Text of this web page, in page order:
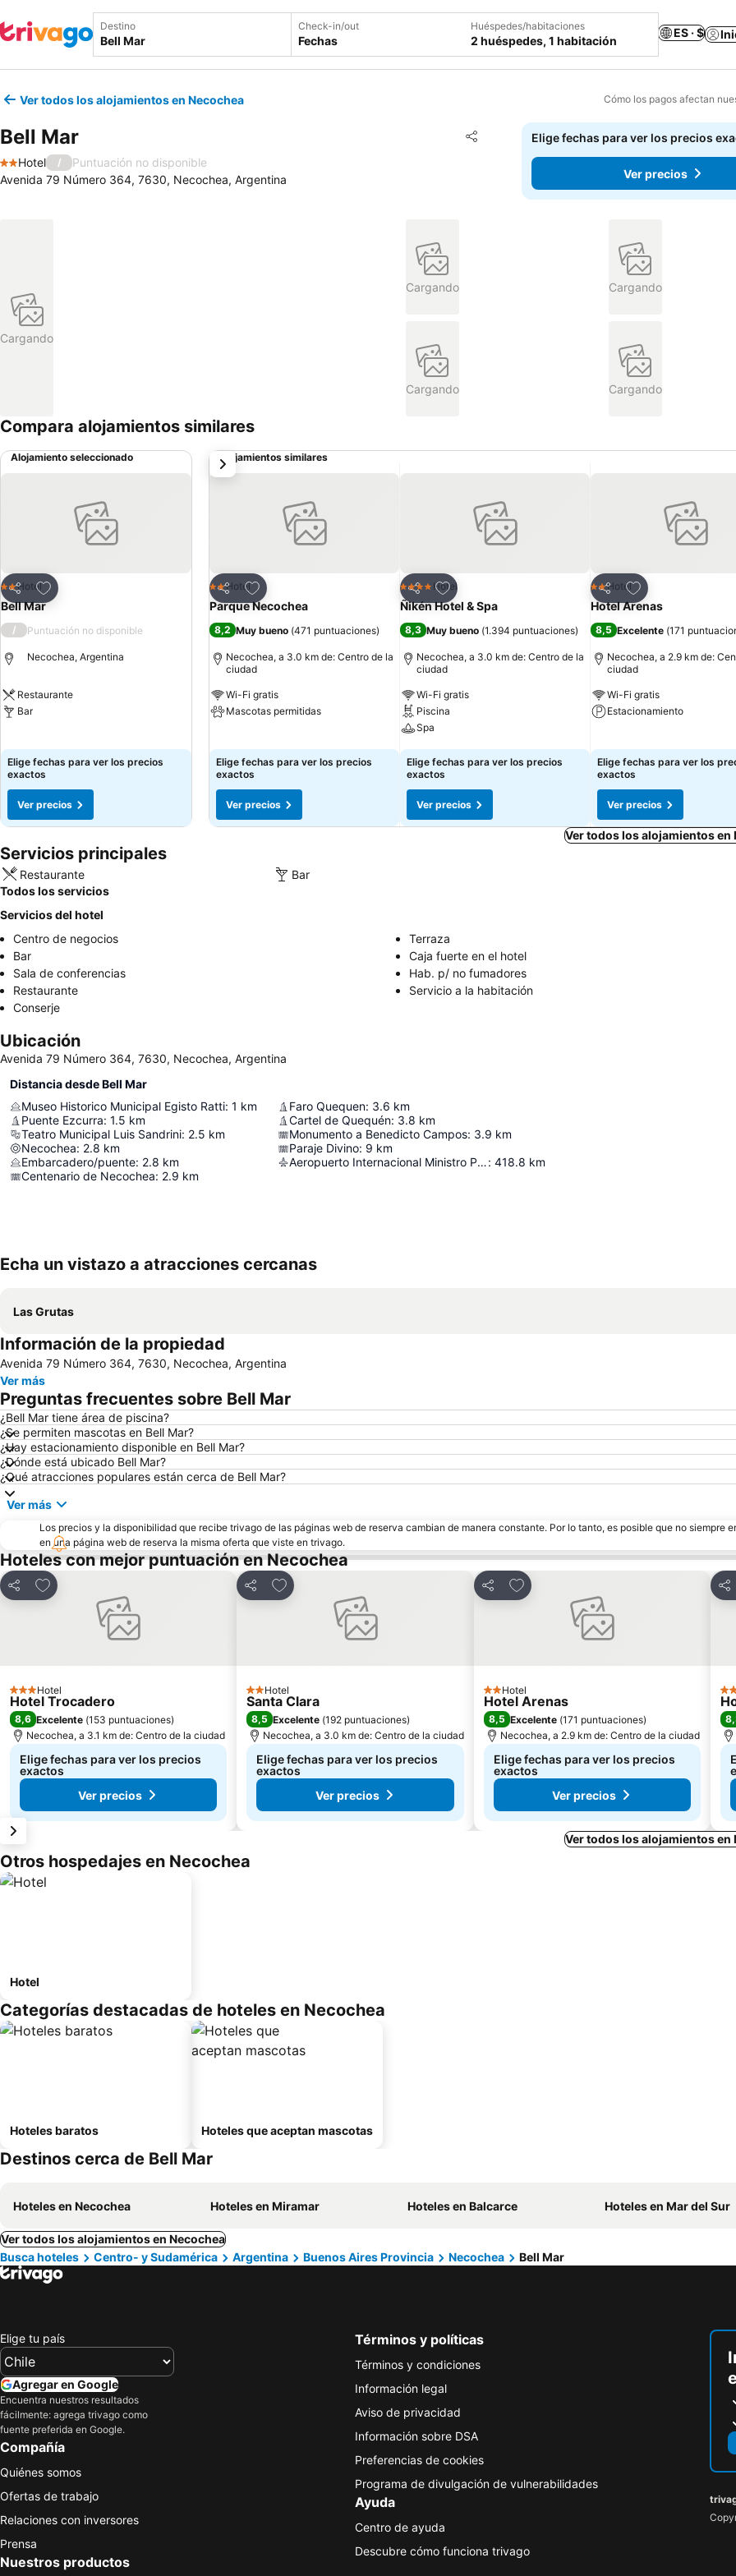
Destino Check-in/out
Fechas
Huéspedes/habitaciones
2 huéspedes, 1 habitación
ES · $
Ver todos los alojamientos en Necochea Cómo los pagos afectan
Bell Mar Compartir
Agregar a favoritos
2 Estrellas
Hotel /
Puntuación no disponible
Avenida 79 Número 364, 7630, Necochea, Argentina
Elige fechas para ver los precios
Ver precios
Cargando
Cargando Cargando
Cargando Cargando
Compara alojamientos similares
Alojamiento seleccionado
Compartir
Agregar a favoritos
2 Estrellas
Hotel
Bell Mar
/ Puntuación no disponible
Necochea, Argentina
Restaurante
Bar
Elige fechas para ver los precios
exactos
Ver precios
Alojamientos similares
Compartir
Agregar a favoritos
2 Estrellas
Hotel
Parque Necochea
8,2 Muy bueno (471 puntuaciones)
Necochea, a 3.0 km de: Centro de la
ciudad
Wi-Fi gratis
Mascotas permitidas
Elige fechas para ver los precios
exactos
Ver precios
Compartir
Agregar a favoritos
4 EstrellasHotel
Ñikén Hotel & Spa
8,3 Muy bueno (1.394 puntuaciones)
Necochea, a 3.0 km de: Centro de la
ciudad
Wi-Fi gratis
Piscina
Spa
Ver precios
Elige fechas para ver los precios
exactos
Ver precios
Compartir
Agregar a
2 Estrellas
Hotel
Hotel Arenas
8,5 Excelente (171
Necochea, a 2.9 km de:
ciudad
Wi-Fi gratis
Estacionamiento
Elige fechas para ver los
exactos
Ver precios
siguiente
Ver todos los alojamientos en
Servicios principales
Restaurante
Bar
Todos los servicios
Servicios del hotel
Centro de negocios
Terraza
Bar
Caja fuerte en el hotel
Sala de conferencias
Hab. p/ no fumadores
Restaurante
Servicio a la habitación
Conserje
Ubicación
Avenida 79 Número 364, 7630, Necochea, Argentina
Distancia desde Bell Mar
Museo Historico Municipal Egisto Ratti: 1 km
Puente Ezcurra: 1.5 km
Teatro Municipal Luis Sandrini: 2.5 km
Necochea: 2.8 km
Embarcadero/puente: 2.8 km
Centenario de Necochea: 2.9 km
Faro Quequen: 3.6 km
Cartel de Quequén: 3.8 km
Monumento a Benedicto Campos: 3.9 km
Paraje Divino: 9 km
Aeropuerto Internacional Ministro Pistarini: 418.8 km
Echa un vistazo a atracciones cercanas
Las Grutas
Información de la propiedad
Avenida 79 Número 364, 7630, Necochea, Argentina
Ver más
Preguntas frecuentes sobre Bell Mar
¿Bell Mar tiene área de piscina?
¿Se permiten mascotas en Bell Mar?
¿Hay estacionamiento disponible en Bell Mar?
¿Dónde está ubicado Bell Mar?
¿Qué atracciones populares están cerca de Bell Mar?
Ver más
Los precios y la disponibilidad que recibe trivago de las páginas web de reserva cambian de manera constante. Por lo tanto, es posible que no siempre
en una página web de reserva la misma oferta que viste en trivago.
Hoteles con mejor puntuación en Necochea
Compartir
Agregar a favoritos
3 Estrellas
Hotel
Hotel Trocadero
8,6 Excelente (153 puntuaciones)
Necochea, a 3.1 km de: Centro de la ciudad
Elige fechas para ver los precios
exactos
Ver precios
Compartir
Agregar a favoritos
2 Estrellas
Hotel
Santa Clara
8,5 Excelente (192 puntuaciones)
Necochea, a 3.0 km de: Centro de la ciudad
Elige fechas para ver los precios
exactos
Ver precios
Compartir
Agregar a favoritos
2 Estrellas
Hotel
Hotel Arenas
8,5 Excelente (171 puntuaciones)
Necochea, a 2.9 km de: Centro de la ciudad
Elige fechas para ver los precios
exactos
Ver precios
3
Ver todos los alojamientos en
Otros hospedajes en Necochea
Hotel
Categorías destacadas de hoteles en Necochea
Hoteles baratos Hoteles que aceptan mascotas
Destinos cerca de Bell Mar
Hoteles en Necochea Hoteles en Miramar Hoteles en Balcarce Hoteles en Mar del Sur
Ver todos los alojamientos en Necochea
Busca hoteles
Centro- y Sudamérica Argentina Buenos Aires Provincia Necochea Bell Mar
Elige tu país
Agregar en Google
Encuentra nuestros resultados
fácilmente: agrega trivago como
fuente preferida en Google.
Compañía
Quiénes somos
Ofertas de trabajo
Relaciones con inversores
Prensa
Nuestros productos
Términos y políticas
Términos y condiciones
Información legal
Aviso de privacidad
Información sobre DSA
Preferencias de cookies
Programa de divulgación de vulnerabilidades
Ayuda
Centro de ayuda
Descubre cómo funciona trivago